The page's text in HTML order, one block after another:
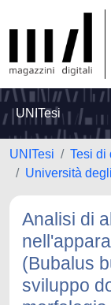
UNITesi
UNITesi
Tesi di
Università
Analisi di
(Bubalus
sviluppo